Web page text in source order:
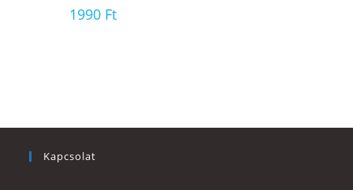
1990 Ft
Kapcsolat